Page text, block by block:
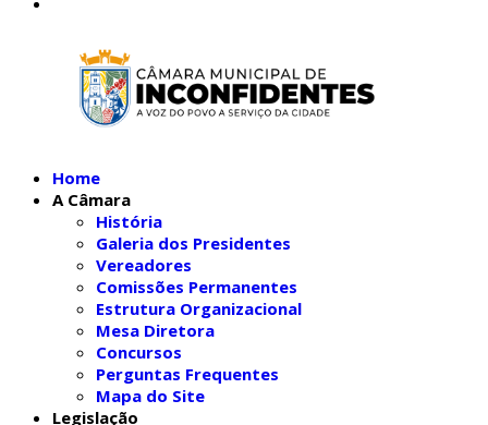
Home
A Câmara
História
Galeria dos Presidentes
Vereadores
Comissões Permanentes
Estrutura Organizacional
Mesa Diretora
Concursos
Perguntas Frequentes
Mapa do Site
Legislação